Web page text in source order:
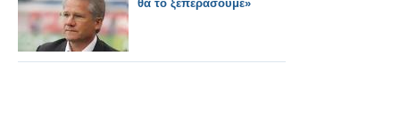
θα το ξεπεράσουμε»